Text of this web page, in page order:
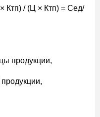
Ктп) / (Ц × Ктп) = Сед/
продукции,